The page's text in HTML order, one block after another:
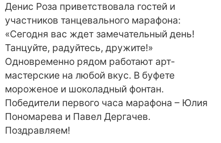
Денис Роза приветствовала гостей и
участников танцевального марафона:
«Сегодня вас ждет замечательный день!
Танцуйте, радуйтесь, дружите!»
Одновременно рядом работают арт-
мастерские на любой вкус. В буфете
мороженое и шоколадный фонтан.
Победители первого часа марафона – Юлия
Пономарева и Павел Дергачев.
Поздравляем!